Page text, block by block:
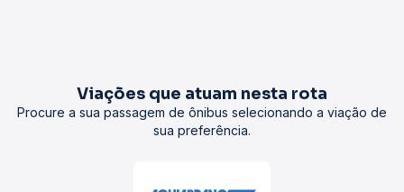
Viações que atuam nesta rota
Procure a sua passagem de ônibus selecionando a viação de
sua preferência.